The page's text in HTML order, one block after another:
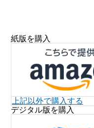
紙版を購入
上記以外で購入する
デジタル版を購入